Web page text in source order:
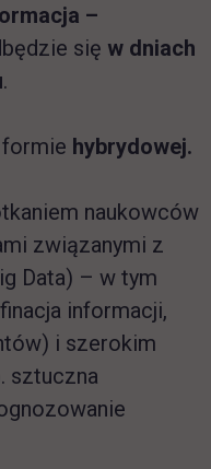
–
się w dniach
.
hybrydowej.
naukowców
związanymi z
Data) – w tym
informacji,
i szerokim
sztuczna